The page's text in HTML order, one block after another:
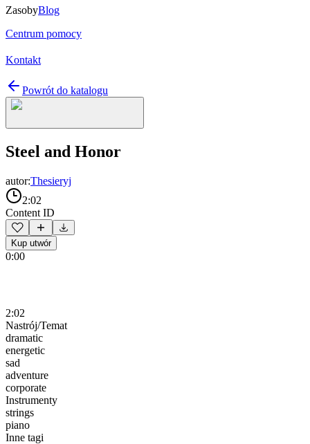
ZasobyBlog
Centrum pomocy
Kontakt
Powrót do katalogu
Steel and Honor
autor:Thesieryj
2:02
Content ID
Kup utwór
0:00
2:02
Nastrój/Temat
dramatic
energetic
sad
adventure
corporate
Instrumenty
strings
piano
Inne tagi